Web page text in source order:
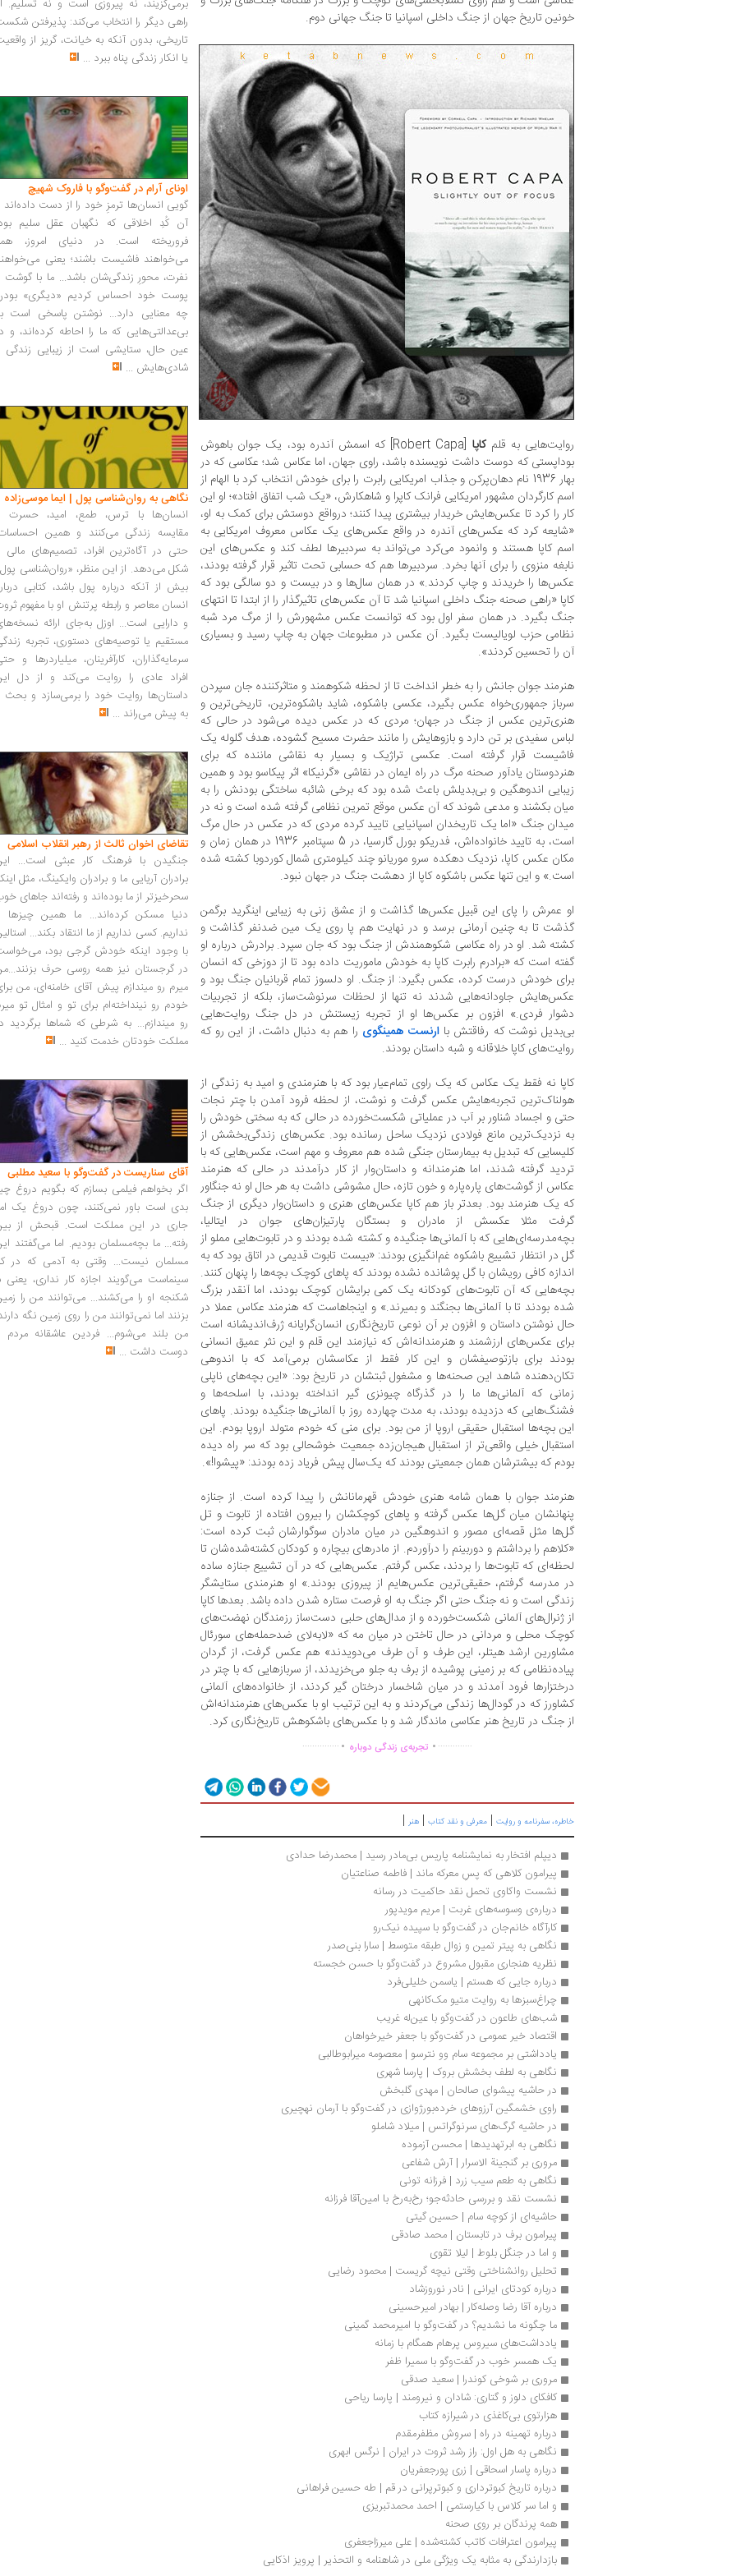
خونین تاریخ جهان از جنگ داخلی اسپانیا تا جنگ جهانی دوم.
روایت‌هایی به قلمکاپا
[Robert Capa] که اسمش آندره بود، یک جوان باهوش
بوداپستی که دوست داشت نویسنده باشد، راوی جهان، اما عکاس شد؛ عکاسی که در
بهار 1936 نام دهان‌پرکن و جذاب امریکایی رابرت را برای خودش انتخاب کرد با الهام از
اسم کارگردان مشهور امریکایی فرانک کاپرا و شاهکارش، «یک شب اتفاق افتاد»؛ او این
کار را کرد تا عکس‌هایش خریدار بیشتری پیدا کنند؛ درواقع دوستش برای کمک به او،
«شایعه کرد که عکس‌های آندره در واقع عکس‌های یک عکاس معروف امریکایی به
اسم کاپا هستند و وانمود می‌کرد می‌تواند به سردبیرها لطف کند و عکس‌های این
نابغه منزوی را برای آنها بخرد. سردبیرها هم که حسابی تحت تاثیر قرار گرفته بودند،
عکس‌ها را خریدند و چاپ کردند.» در همان سال‌ها و در بیست و دو سالگی بود که
کاپا «راهی صحنه جنگ داخلی اسپانیا شد تا آن عکس‌های تاثیرگذار را از ابتدا تا انتهای
جنگ بگیرد. در همان سفر اول بود که توانست عکس مشهورش را از مرگ مرد شبه
نظامی حزب لویالیست بگیرد. آن عکس در مطبوعات جهان به چاپ رسید و بسیاری
آن را تحسین کردند».
هنرمند جوان جانش را به خطر انداخت تا از لحظه شکوهمند و متاثرکننده جان سپردن
سرباز جمهوری‌خواه عکس بگیرد، عکسی باشکوه، شاید باشکوه‌ترین، تاریخی‌ترین و
هنری‌ترین عکس از جنگ در جهان؛ مردی که در عکس دیده می‌شود در حالی که
لباس سفیدی بر تن دارد و بازوهایش را مانند حضرت مسیح گشوده، هدف گلوله یک
فاشیست قرار گرفته است. عکسی تراژیک و بسیار به نقاشی ماننده که برای
هنردوستان یادآور صحنه مرگ در راه ایمان در نقاشی «گرنیکا» اثر پیکاسو بود و همین
زیبایی اندوهگین و بی‌بدیلش باعث شده بود که برخی شائبه ساختگی بودنش را به
میان بکشند و مدعی شوند که آن عکس موقع تمرین نظامی گرفته شده است و نه در
میدان جنگ «اما یک تاریخدان اسپانیایی تایید کرده مردی که در عکس در حال مرگ
است، به تایید خانواده‌اش، فدریکو بورل گارسیا، در 5 سپتامبر 1936 در همان زمان و
مکان عکس کاپا، نزدیک دهکده سرو موریانو چند کیلومتری شمال کوردوبا کشته شده
است.» و این تنها عکس باشکوه کاپا از دهشت جنگ در جهان نبود.
او عمرش را پای این قبیل عکس‌ها گذاشت و از عشق زنی به زیبایی اینگرید برگمن
گذشت تا به چنین آرمانی برسد و در نهایت هم پا روی یک مین ضدنفر گذاشت و
کشته شد. او در راه عکاسی شکوهمندش از جنگ بود که جان سپرد. برادرش درباره او
گفته است که «برادرم رابرت کاپا به خودش ماموریت داده بود تا از دوزخی که انسان
برای خودش درست کرده، عکس بگیرد: از جنگ. او دلسوز تمام قربانیان جنگ بود و
عکس‌هایش جاودانه‌هایی شدند نه تنها از لحظات سرنوشت‌ساز، بلکه از تجربیات
دشوار فردی.» افزون بر عکس‌ها او از تجربه زیستنش در دل جنگ روایت‌هایی
بی‌بدیل نوشت که رفاقتش با ارنست همینگوی را هم به دنبال داشت، از این رو که
روایت‌های کاپا خلاقانه و شبه داستان بودند.
کاپا نه فقط یک عکاس که یک راوی تمام‌عیار بود که با هنرمندی و امید به زندگی از
هولناک‌ترین تجربه‌هایش عکس گرفت و نوشت، از لحظه فرود آمدن با چتر نجات
حتی و اجساد شناور بر آب در عملیاتی شکست‌خورده در حالی که به سختی خودش را
به نزدیک‌ترین مانع فولادی نزدیک ساحل رسانده بود. عکس‌های زندگی‌بخشش از
کلیسایی که تبدیل به بیمارستان جنگی شده هم معروف و مهم است، عکس‌هایی که با
تردید گرفته شدند، اما هنرمندانه و داستان‌وار از کار درآمدند در حالی که هنرمند
عکاس از گوشت‌های پاره‌پاره و خون تازه، حال مشوشی داشت به هر حال او نه جنگاور
که یک هنرمند بود. بعدتر باز هم کاپا عکس‌های هنری و داستان‌وار دیگری از جنگ
گرفت مثلا عکسش از مادران و بستگان پارتیزان‌های جوان در ایتالیا،
بچه‌مدرسه‌ای‌هایی که با آلمانی‌ها جنگیده و کشته شده بودند و در تابوت‌هایی مملو از
گل در انتظار تشییع باشکوه غم‌انگیزی بودند: «بیست تابوت قدیمی در اتاق بود که به
اندازه کافی رویشان با گل پوشانده نشده بودند که پاهای کوچک بچه‌ها را پنهان کنند.
بچه‌هایی که آن تابوت‌های کودکانه یک کمی برایشان کوچک بودند، اما آنقدر بزرگ
شده بودند تا با آلمانی‌ها بجنگند و بمیرند.» و اینجاهاست که هنرمند عکاس عملا در
حال نوشتن داستان و افزون بر آن نوعی تاریخ‌نگاری انسان‌گرایانه ژرف‌اندیشانه است
برای عکس‌های ارزشمند و هنرمندانه‌اش که نیازمند این قلم‌ و این نثر عمیق انسانی
بودند برای بازتوصیفشان و این کار فقط از عکاسشان برمی‌آمد که با اندوهی
تکان‌دهنده شاهد این صحنه‌ها و مشغول ثبتشان در تاریخ بود: «این بچه‌های ناپلی
زمانی که آلمانی‌ها ما را در گذرگاه چیونزی گیر انداخته بودند، با اسلحه‌ها و
فشنگ‌هایی که دزدیده بودند، به مدت چهارده روز با آلمانی‌ها جنگیده بودند. پاهای
این بچه‌ها استقبال حقیقی اروپا از من بود. برای منی که خودم متولد اروپا بودم. این
استقبال خیلی واقعی‌تر از استقبال هیجان‌زده جمعیت خوشحالی بود که سر راه دیده
بودم که بیشترشان همان جمعیتی بودند که یک‌سال پیش فریاد زده بودند: «پیشوا!».
هنرمند جوان با همان شامه هنری خودش قهرمانانش را پیدا کرده است. از جنازه
پنهانشان میان گل‌ها عکس گرفته و پاهای کوچکشان را بیرون افتاده از تابوت و تل
گل‌ها مثل قصه‌ای مصور و اندوهگین در میان مادران سوگوارشان ثبت کرده است:
«کلاهم را برداشتم و دوربینم را درآوردم. از مادرهای بیچاره و کودکان کشته‌شده‌شان تا
لحظه‌ای که تابوت‌ها را بردند، عکس گرفتم. عکس‌هایی که در آن تشییع جنازه ساده
در مدرسه گرفتم، حقیقی‌ترین عکس‌هایم از پیروزی بودند.» او هنرمندی ستایشگر
زندگی است و نه جنگ حتی اگر جنگ به او فرصت ستاره شدن داده باشد. بعدها کاپا
از ژنرال‌های آلمانی شکست‌خورده و از مدال‌های حلبی دست‌ساز رزمندگان نهضت‌های
کوچک محلی و مردانی در حال تاختن در میان مه که «لابه‌لای ضدحمله‌های سورئال
مشاورین ارشد هیتلر، این طرف و آن طرف می‌دویدند» هم عکس گرفت، از گردان
پیاده‌نظامی که بر زمینی پوشیده از برف به جلو می‌خزیدند، از سربازهایی که با چتر در
درختزارها فرود آمدند و در میان شاخسار درختان گیر کردند، از خانواده‌های آلمانی
کشاورز که در گودال‌ها زندگی می‌کردند و به این ترتیب او با عکس‌های هنرمندانه‌اش
از جنگ در تاریخ هنر عکاسی ماندگار شد و با عکس‌های باشکوهش تاریخ‌نگاری کرد.
................ تجربه‌ی زندگی دوباره...............
خاطره، سفرنامه‌ و روایت | معرفی و نقد کتاب | هنر |
دیپلم افتخار به نمایشنامه پاریس بی‌مادر رسید | محمدرضا حدادی
پیرامون کلاهی که پسِ معرکه ماند | فاطمه صناعتیان
نشست واکاوی تحمل نقد حاکمیت در رسانه
درباره‌ی وسوسه‌های غربت | مریم مویدپور
کارآگاه خانم‌جان در گفت‌وگو با سپیده نیک‌رو
نگاهی به پیتر تمین و زوال طبقه متوسط | سارا بنی‌صدر
نظریه هنجاری مقبول مشروع در گفت‌وگو با حسن خجسته
درباره جایی که هستم | یاسمن خلیلی‌فرد
چراغ‌‌سبزها به روایت متیو مک‌کانهی
شب‌های طاعون در گفت‌وگو با عین‌له غریب
اقتصاد خیر عمومی در گفت‌وگو با جعفر خیرخواهان
یادداشتی بر مجموعه سام وو نترسو | معصومه میرابوطالبی
نگاهی به لطف بخشش بروک | پارسا شهری
در حاشیه پیشوای صالحان | مهدی گلبخش
راوی خشمگین آرزوهای خرده‌بورژوازی در گفت‌وگو با آرمان نهچیری
در حاشیه گرگ‌های سرنوگراتس | میلاد شاملو
نگاهی به ابرتهدیدها | محسن آزموده
مروری بر گنجینة الاسرار | آرش شفاعی
نگاهی به طعم سیب زرد | فرزانه تونی
نشست نقد و بررسی حادثه‌جو؛ رخ‌به‌رخ با امین‌آقا فرزانه
حاشیه‌ای از کوچه سام | حسین گیتی
پیرامون برف در تابستان | محمد صادقی
و اما در جنگل بلوط | لیلا تقوی
تحلیل روانشناختی وقتی نیچه گریست | محمود رضایی
درباره کودتای ایرانی | نادر نوروزشاد
درباره آقا رضا وصله‌کار | بهادر امیرحسینی
ما چگونه ما نشدیم؟ در گفت‌وگو با امیرمحمد گمینی
یادداشت‌های سیروس پرهام همگام با زمانه
یک همسر خوب در گفت‌وگو با سمیرا ظفر
مروری بر شوخی کوندرا | سعید صدقی
کافکای دلوز و گتاری: شادان و نیرومند | پارسا ریاحی
هزارتوی بی‌کاغذی در شیرازه کتاب
درباره تهمینه در راه | سروش مظفرمقدم
نگاهی به هل اول: راز رشد ثروت در ایران | نرگس ابهری
درباره پاسار اسحاقی | زری پورجعفریان
درباره تاریخ کبوترداری و کبوترپرانی در قم | طه حسین فراهانی
و اما سر کلاس با کیارستمی | احمد محمدتبریزی
همه پرندگان بر روی صحنه
پیرامون اعترافات کاتب کشته‌شده | علی میرزاجعفری
بازدارندگی به مثابه یک ویژگی ملی در شاهنامه و التحذیر | پرویز اذکایی
برمی‌گزیند، نه پیروزی است و نه تسلیم.
راهی دیگر را انتخاب می‌کند: پذیرفتن
تاریخی، بدون آنکه به خیانت، گریز از
یا انکار زندگی پناه ببرد ...
اونای آرام در گفت‌وگو با فاروک شهیچ‭
گویی انسان‌ها ترمزِ خود را از دست داده‌اند
آن کُدِ اخلاقی که نگهبان عقل سلیم
فروریخته است. در دنیای امروز،
می‌خواهند فاشیست باشند؛ یعنی
نفرت، محورِ زندگی‌شان باشد... ما با گوشت
پوست خود احساس کردیم «دیگری»
چه معنایی دارد... نوشتن پاسخی است
بی‌عدالتی‌هایی که ما را احاطه کرده‌اند، و
عین حال، ستایشی است از زیبایی زندگی
شادی‌هایش ...
نگاهی به روان‌شناسی پول | ایما موسی‌زاده
انسان‌ها با ترس، طمع، امید، حسرت
مقایسه زندگی می‌کنند و همین
حتی در آگاه‌ترین افراد، تصمیم‌های مالی
شکل می‌دهد. از این منظر، «روان‌شناسی
بیش از آنکه درباره پول باشد، کتابی
انسان معاصر و رابطه پرتنش او با مفهوم
و دارایی است... اوزل به‌جای ارائه
مستقیم یا توصیه‌های دستوری، تجربه
سرمایه‌گذاران، کارآفرینان، میلیاردرها و
افراد عادی را روایت می‌کند و از دل
داستان‌ها روایت خود را برمی‌سازد و بحث
به پیش می‌راند ...
تقاضای اخوان ثالث از رهبر انقلاب اسلامی
جنگیدن با فرهنگ کار عبثی است...
برادران آریایی ما و برادران وایکینگ، مثل
سحرخیزتر از ما بوده‌اند و رفته‌اند جاهای
دنیا مسکن کرده‌اند... ما همین چیزها
نداریم. کسی نداریم از ما انتقاد بکند...
با وجود اینکه خودش گرجی بود،
در گرجستان نیز همه روسی حرف
میرم رو میندازم پیش آقای خامنه‌ای، من
خودم رو نینداخته‌ام برای تو و امثال تو
رو میندازم... به شرطی که شماها برگردید
مملکت خودتان خدمت کنید ...
آقای سناریست در گفت‌وگو با سعید مطلبی
اگر بخواهم فیلمی بسازم که بگویم دروغ
بدی است باور نمی‌کنند، چون دروغ یک
جاری در این مملکت است. قبحش از
رفته... ما بچه‌مسلمان بودیم. اما می‌گفتند
مسلمان نیست... وقتی به آدمی که در
سینماست می‌گویند اجازه کار نداری، یعنی
شکنجه او را می‌کشند... می‌توانند من را
بزنند اما نمی‌توانند من را روی زمین نگه
من بلند می‌شوم... فردین عاشقانه مردم
دوست داشت ...